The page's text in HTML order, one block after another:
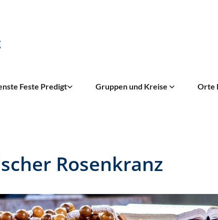
Feste Predigt Gruppen und Kreise Orte
Rosenkranz